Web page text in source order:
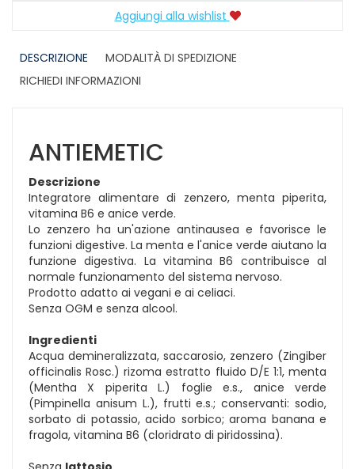
Aggiungi alla wishlist
DESCRIZIONE
MODALITÀ DI SPEDIZIONE
RICHIEDI INFORMAZIONI
ANTIEMETIC
Descrizione
Integratore alimentare di zenzero, menta piperita,
vitamina B6 e anice verde.
Lo zenzero ha un'azione antinausea e favorisce le
funzioni digestive. La menta e l'anice verde aiutano la
funzione digestiva. La vitamina B6 contribuisce al
normale funzionamento del sistema nervoso.
Prodotto adatto ai vegani e ai celiaci.
Senza OGM e senza alcool.
Ingredienti
Acqua demineralizzata, saccarosio, zenzero (Zingiber
officinalis Rosc.) rizoma estratto fluido D/E 1:1, menta
(Mentha X piperita L.) foglie e.s., anice verde
(Pimpinella anisum L.), frutti e.s.; conservanti: sodio,
sorbato di potassio, acido sorbico; aroma banana e
fragola, vitamina B6 (cloridrato di piridossina).